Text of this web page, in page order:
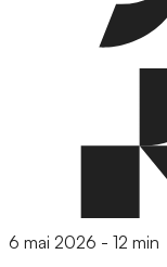
6 mai 2026 - 12 min